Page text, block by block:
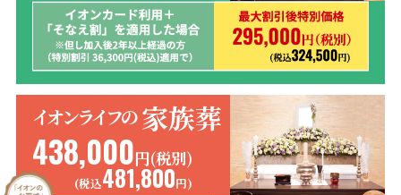
イオンライフの 家族葬
438,000円(税別)
(税込481,800円)